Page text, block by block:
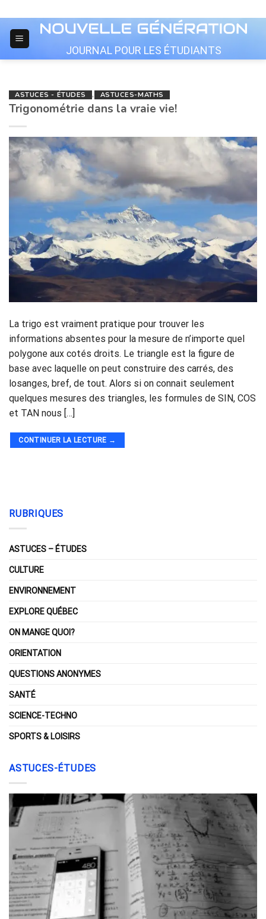
to
content
JOURNAL POUR LES ÉTUDIANTS
ASTUCES - ÉTUDES , ASTUCES-MATHS
Trigonométrie dans la vraie vie!
La trigo est vraiment pratique pour trouver les
informations absentes pour la mesure de n’importe quel
polygone aux cotés droits. Le triangle est la figure de
base avec laquelle on peut construire des carrés, des
losanges, bref, de tout. Alors si on connait seulement
quelques mesures des triangles, les formules de SIN, COS
et TAN nous […]
CONTINUER LA LECTURE →
RUBRIQUES
ASTUCES – ÉTUDES
CULTURE
ENVIRONNEMENT
EXPLORE QUÉBEC
ON MANGE QUOI?
ORIENTATION
QUESTIONS ANONYMES
SANTÉ
SCIENCE-TECHNO
SPORTS & LOISIRS
ASTUCES-ÉTUDES